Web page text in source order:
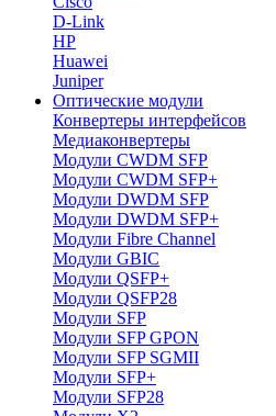
D-Link
HP
Huawei
Juniper
Оптические модули
Конвертеры интерфейсов
Медиаконвертеры
Модули CWDM SFP
Модули CWDM SFP+
Модули DWDM SFP
Модули DWDM SFP+
Модули Fibre Channel
Модули GBIC
Модули QSFP+
Модули QSFP28
Модули SFP
Модули SFP GPON
Модули SFP SGMII
Модули SFP+
Модули SFP28